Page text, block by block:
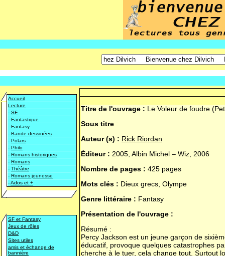
Accueil
Lecture
- SF
- Fantastique
- Fantasy
- Bande dessinées
- Polars
- Philo
- Romans historiques
- Romans
- Théâtre
- Romans jeunesse
-Ados et +
SF et Fantasy
Jeux de rôles
D&D
Sites utiles
amis et échange de
bannière
Titre de l'ouvrage : Le Voleur de foudre
Sous titre :
Auteur (s) : Rick Riordan
Éditeur : 2005, Albin Michel – Wiz, 2006
Nombre de pages : 425 pages
Mots clés : Dieux grecs, Olympe
Genre littéraire : Fantasy
Présentation de l'ouvrage :
Résumé :
Percy Jackson est un jeune garçon de
éducatif, provoque quelques catastrophes
cherche à le tuer, cela change tout. Surtout